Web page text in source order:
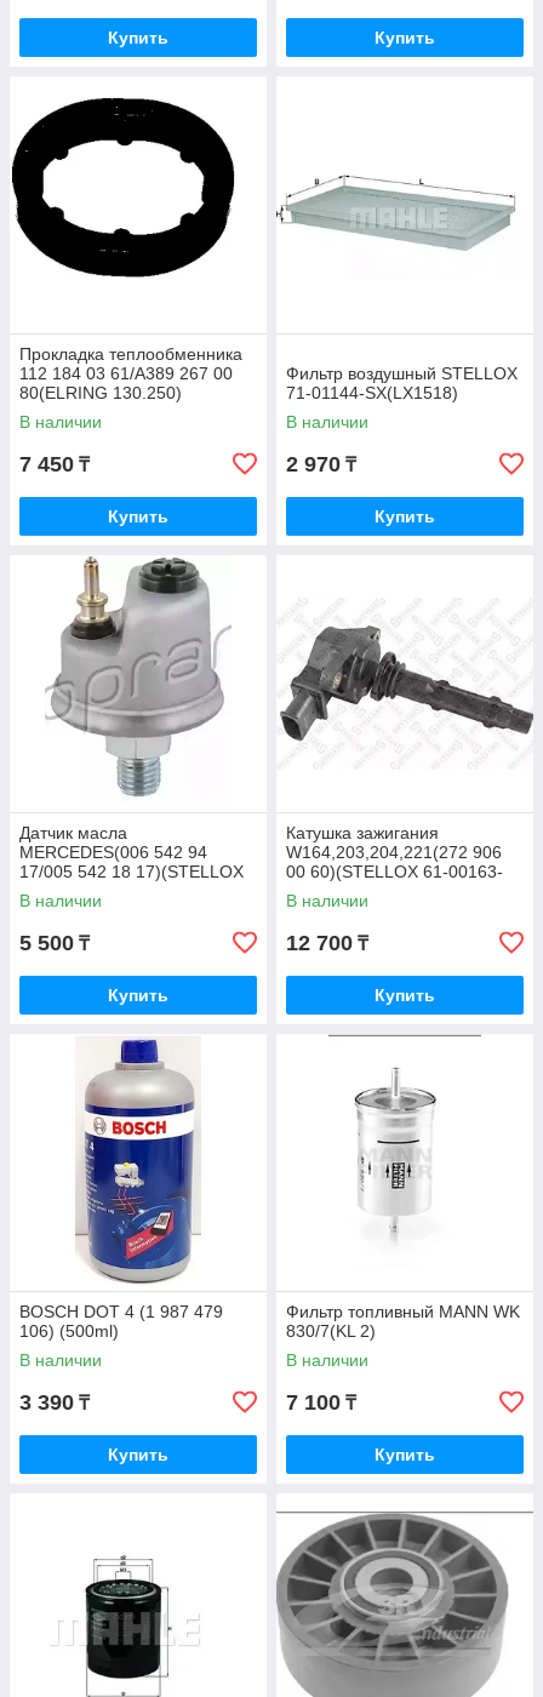
Купить Купить
Прокладка теплообменника
112 184 03 61/A389 267 00
80(ELRING 130.250)
В наличии
7 450 ₸
Купить
Фильтр воздушный STELLOX
71-01144-SX(LX1518)
В наличии
2 970 ₸
Купить
Датчик масла
MERCEDES(006 542 94
17/005 542 18 17)(STELLOX
06-08018-SX)
В наличии
5 500 ₸
Купить
Катушка зажигания
W164,203,204,221(272 906
00 60)(STELLOX 61-00163-
SX)
В наличии
12 700 ₸
Купить
BOSCH DOT 4 (1 987 479
106) (500ml)
В наличии
3 390 ₸
Купить
Фильтр топливный MANN WK
830/7(KL 2)
В наличии
7 100 ₸
Купить